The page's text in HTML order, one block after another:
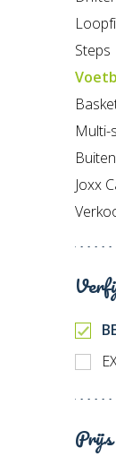
Steps
Joxx
Prijs